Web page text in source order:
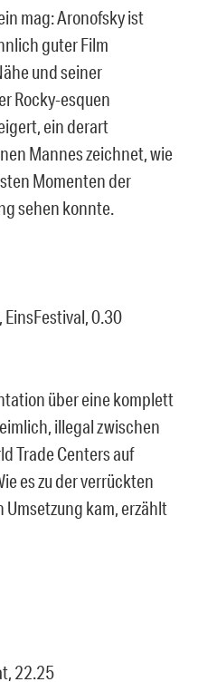
mag: Aronofsky ist
guter Film
und seiner
Rocky-esquen
ein derart
Mannes zeichnet, wie
Momenten der
sehen konnte.
, EinsFestival, 0.30
über eine komplett
illegal zwischen
Trade Centers auf
es zu der verrückten
kam, erzählt
22.25